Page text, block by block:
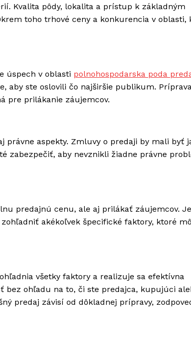
Kvalita pôdy, lokalita a prístup k základným
toho trhové ceny a konkurencia v oblasti,
úspech v oblasti polnohospodarska poda
aby ste oslovili čo najširšie publikum.
pre prilákanie záujemcov.
právne aspekty. Zmluvy o predaji by mali byť
zabezpečiť, aby nevznikli žiadne právne
predajnú cenu, ale aj prilákať záujemcov. Je
akékoľvek špecifické faktory, ktoré
všetky faktory a realizuje sa efektívna
bez ohľadu na to, či ste predajca, kupujúci
predaj závisí od dôkladnej prípravy,